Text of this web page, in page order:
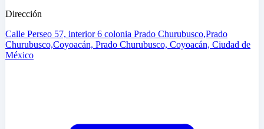
Dirección
Calle Perseo 57, interior 6 colonia Prado Churubusco,Prado
Churubusco,Coyoacán, Prado Churubusco, Coyoacán, Ciudad de
México